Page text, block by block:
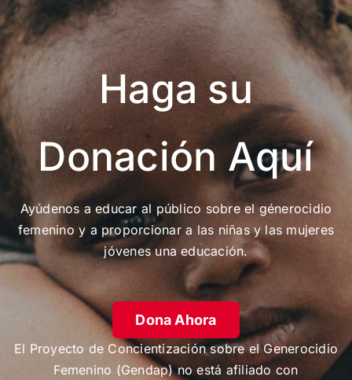
Haga su
Donación Aquí
Ayúdenos a educar al público sobre el génerocidio
femenino y a proporcionar a las niñas y las mujeres
jóvenes una educación.
Dona Ahora
El Proyecto de Concientización sobre el Generocidio
Femenino (Gendap) no está afiliado con